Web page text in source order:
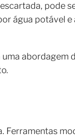
pode
água potável e
abordagem
Ferramentas